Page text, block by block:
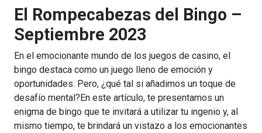
El Rompecabezas del Bingo –
Septiembre 2023
En el emocionante mundo de los juegos de casino, el
bingo destaca como un juego lleno de emoción y
oportunidades. Pero, ¿qué tal si añadimos un toque de
desafío mental?En este artículo, te presentamos un
enigma de bingo que te invitará a utilizar tu ingenio y, al
mismo tiempo, te brindará un vistazo a los emocionantes